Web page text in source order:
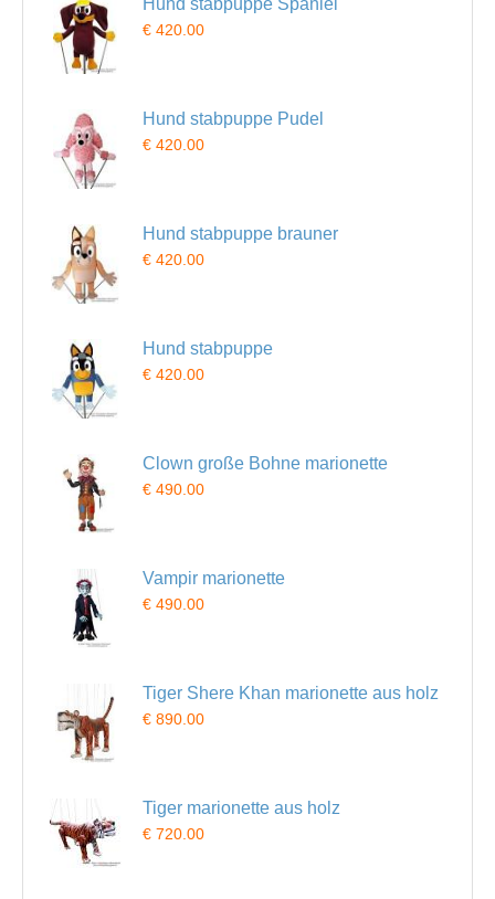
Hund stabpuppe Spaniel
€ 420.00
Hund stabpuppe Pudel
€ 420.00
Hund stabpuppe brauner
€ 420.00
Hund stabpuppe
€ 420.00
Clown große Bohne marionette
€ 490.00
Vampir marionette
€ 490.00
Tiger Shere Khan marionette aus holz
€ 890.00
Tiger marionette aus holz
€ 720.00